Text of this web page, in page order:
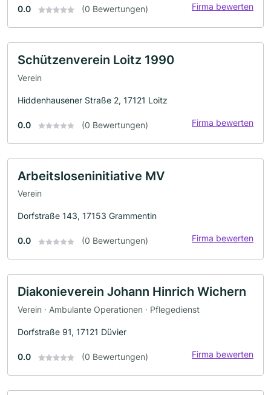
0.0 (0 Bewertungen) Firma bewerten
Schützenverein Loitz 1990
Verein
Hiddenhausener Straße 2, 17121 Loitz
0.0 (0 Bewertungen) Firma bewerten
Arbeitsloseninitiative MV
Verein
Dorfstraße 143, 17153 Grammentin
0.0 (0 Bewertungen) Firma bewerten
Diakonieverein Johann Hinrich Wichern
Verein · Ambulante Operationen · Pflegedienst
Dorfstraße 91, 17121 Düvier
0.0 (0 Bewertungen) Firma bewerten